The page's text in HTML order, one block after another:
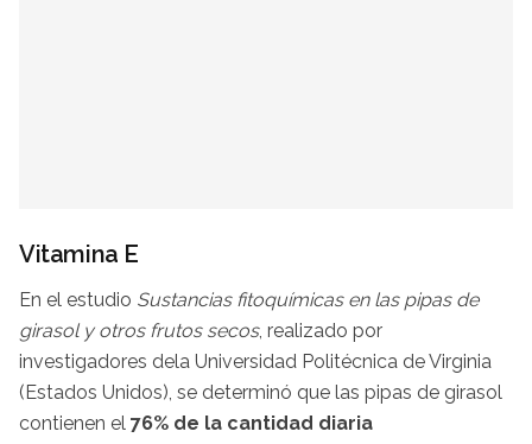
Vitamina E
En el estudio Sustancias fitoquímicas en las pipas de
girasol y otros frutos secos, realizado por
investigadores dela Universidad Politécnica de Virginia
(Estados Unidos), se determinó que las pipas de girasol
contienen el 76% de la cantidad diaria